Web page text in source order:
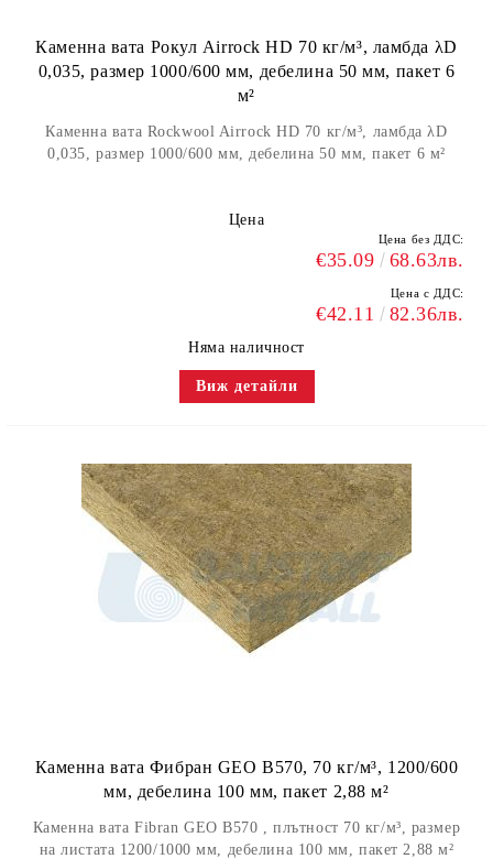
Каменна вата Рокул Airrock HD 70 кг/м³, ламбда λD
0,035, размер 1000/600 мм, дебелина 50 мм, пакет 6
м²
Каменна вата Rockwool Airrock HD 70 кг/м³, ламбда λD
0,035, размер 1000/600 мм, дебелина 50 мм, пакет 6 м²
Цена
Цена без ДДС:
€35.09 68.63лв.
Цена с ДДС:
€42.11 82.36лв.
Няма наличност
Виж детайли
Каменна вата Фибран GEO B570, 70 кг/м³, 1200/600
мм, дебелина 100 мм, пакет 2,88 м²
Каменна вата Fibran GEO B570 , плътност 70 кг/м³, размер
на листата 1200/1000 мм, дебелина 100 мм, пакет 2,88 м²